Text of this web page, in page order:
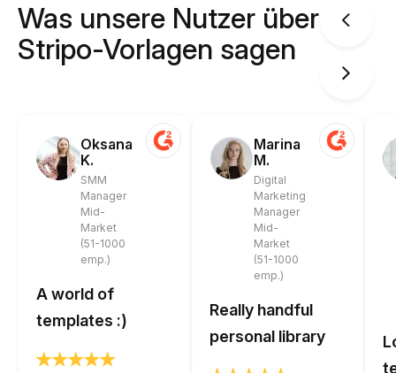
Was unsere Nutzer über
Stripo-Vorlagen sagen
Oksana
K.
SMM
Manager
Mid-
Market
(51-1000
emp.)
A world of
templates :)
Marina
M.
Digital
Marketing
Manager
Mid-
Market
(51-1000
emp.)
Really handful
personal library